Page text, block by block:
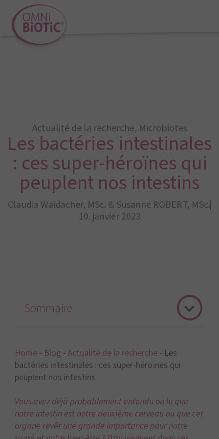
Actualité de la recherche, Microbiotes
Les bactéries intestinales
: ces super-héroïnes qui
peuplent nos intestins
Claudia Waidacher, MSc. & Susanne ROBERT, MSc.
10. janvier 2023
Home - Blog - Actualité de la recherche - Les
bactéries intestinales : ces super-héroïnes qui
peuplent nos intestins
Vous avez déjà probablement entendu ou lu que
notre intestin est notre deuxième cerveau ou que cet
organe revêt une grande importance pour notre
Sommaire